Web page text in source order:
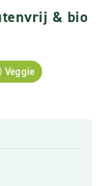
& bio
Veggie